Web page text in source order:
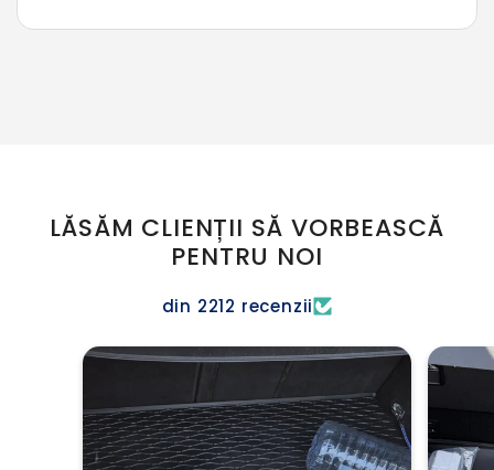
LĂSĂM CLIENȚII SĂ VORBEASCĂ
PENTRU NOI
din 2212 recenzii